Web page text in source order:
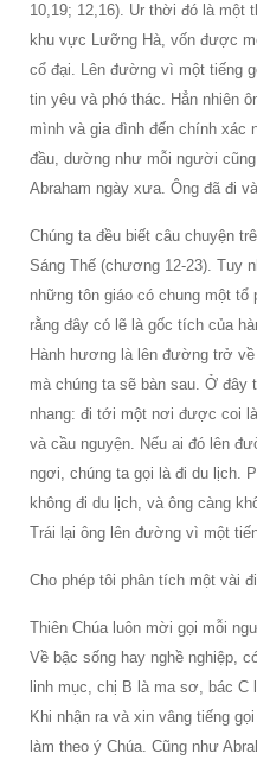
10,19; 12,16). Ur thời đó là một
khu vực Lưỡng Hà, vốn được
cổ đại. Lên đường vì một tiếng
tin yêu và phó thác. Hẳn nhiên
mình và gia đình đến chính xác
đầu, dường như mỗi người
Abraham ngày xưa. Ông đã đi
Chúng ta đều biết câu chuyện
Sáng Thế (chương 12-23). Tuy
những tôn giáo có chung một tổ
rằng đây có lẽ là gốc tích của
Hành hương là lên đường trở
mà chúng ta sẽ bàn sau. Ở
nhang: đi tới một nơi được coi
và cầu nguyện. Nếu ai đó lên
ngơi, chúng ta gọi là đi du lịch.
không đi du lịch, và ông càng
Trái lại ông lên đường vì một
Cho phép tôi phân tích một vài
Thiên Chúa luôn mời gọi mỗi
Về bậc sống hay nghề nghiệp,
linh mục, chị B là ma sơ, bác C
Khi nhận ra và xin vâng tiếng
làm theo ý Chúa. Cũng như